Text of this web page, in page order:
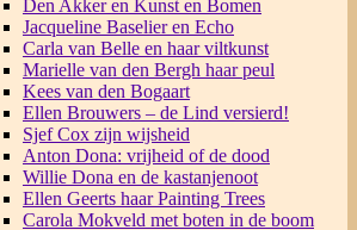
Den Akker en Kunst en Bomen
Jacqueline Baselier en Echo
Carla van Belle en haar viltkunst
Marielle van den Bergh haar peul
Kees van den Bogaart
Ellen Brouwers – de Lind versierd!
Sjef Cox zijn wijsheid
Anton Dona: vrijheid of de dood
Willie Dona en de kastanjenoot
Ellen Geerts haar Painting Trees
Carola Mokveld met boten in de boom